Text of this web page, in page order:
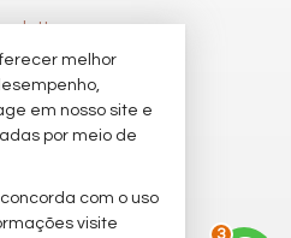
3
melhor
em nosso site e
por meio de
com o uso
visite